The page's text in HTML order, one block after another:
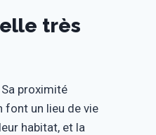
très
proximité
font un lieu de vie
habitat, et la